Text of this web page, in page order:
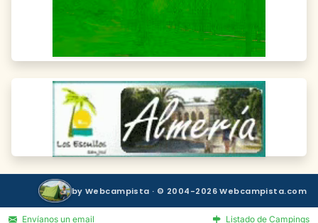
by Webcampista · © 2004-2026 Webcampista.com
Envíanos un email Listado de Campings